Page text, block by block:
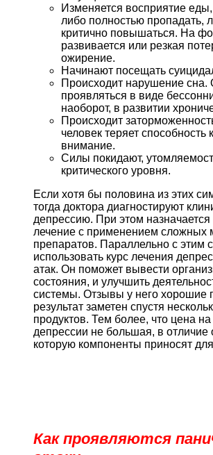
Изменяется восприятие
либо полностью пропадать,
критично повышаться. На
развивается или резкая
ожирение.
Начинают посещать
Происходит нарушение сна.
проявляться в виде
наоборот, в развитии
Происходит
человек теряет способность
внимание.
Силы покидают,
критического уровня.
Если хотя бы половина из этих
тогда доктора диагностируют
депрессию. При этом
лечение с применением сложных
препаратов. Параллельно с этим
использовать курс лечения
атак. Он поможет вывести
состояния, и улучшить
системы. Отзывы у него хорошие
результат заметен спустя
продуктов. Тем более, что цена на
депрессии не большая, в отличие
которую компоненты приносят
Как проявляются